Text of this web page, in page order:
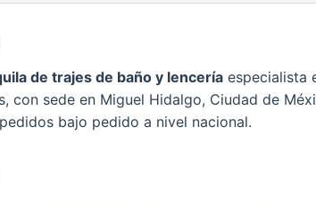
de trajes de baño y lencería especialista
con sede en Miguel Hidalgo, Ciudad de
bajo pedido a nivel nacional.